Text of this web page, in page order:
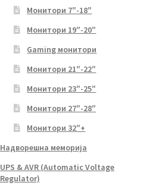
Монитори 7″-18″
Монитори 19″-20″
Gaming монитори
Монитори 21″-22″
Монитори 23″-25″
Монитори 27″-28″
Монитори 32″+
Надворешна меморија
UPS & AVR (Automatic Voltage
Regulator)